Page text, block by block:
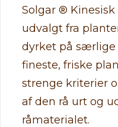
Solgar ® Kinesisk
udvalgt fra
dyrket på særlige
fineste, friske
strenge kriterier
af den rå urt og
råmaterialet.